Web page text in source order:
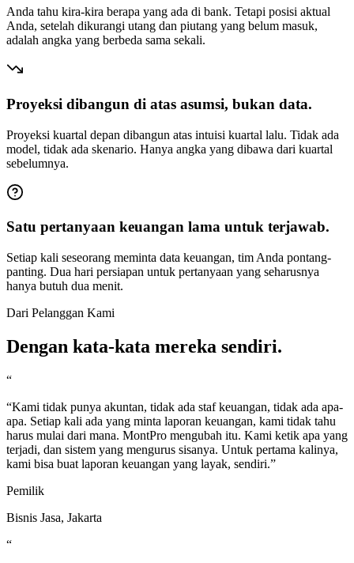
Anda tahu kira-kira berapa yang ada di bank. Tetapi posisi aktual
Anda, setelah dikurangi utang dan piutang yang belum masuk,
adalah angka yang berbeda sama sekali.
Proyeksi dibangun di atas asumsi, bukan data.
Proyeksi kuartal depan dibangun atas intuisi kuartal lalu. Tidak ada
model, tidak ada skenario. Hanya angka yang dibawa dari kuartal
sebelumnya.
Satu pertanyaan keuangan lama untuk terjawab.
Setiap kali seseorang meminta data keuangan, tim Anda pontang-
panting. Dua hari persiapan untuk pertanyaan yang seharusnya
hanya butuh dua menit.
Dari Pelanggan Kami
Dengan kata-kata mereka sendiri.
“
“Kami tidak punya akuntan, tidak ada staf keuangan, tidak ada apa-
apa. Setiap kali ada yang minta laporan keuangan, kami tidak tahu
harus mulai dari mana. MontPro mengubah itu. Kami ketik apa yang
terjadi, dan sistem yang mengurus sisanya. Untuk pertama kalinya,
kami bisa buat laporan keuangan yang layak, sendiri.”
Pemilik
Bisnis Jasa, Jakarta
“